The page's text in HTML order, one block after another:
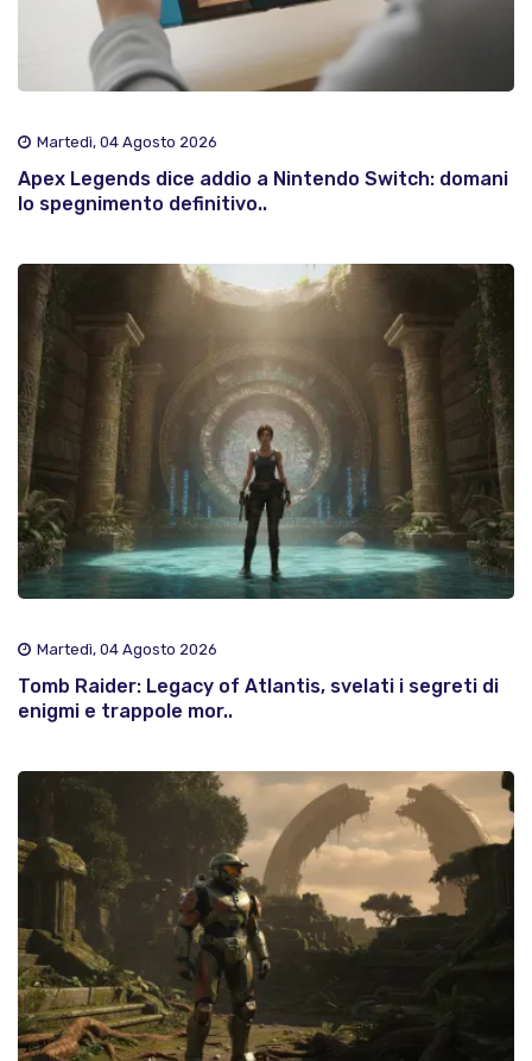
Martedì, 04 Agosto 2026
Apex Legends dice addio a Nintendo Switch: domani
lo spegnimento definitivo..
Martedì, 04 Agosto 2026
Tomb Raider: Legacy of Atlantis, svelati i segreti di
enigmi e trappole mor..